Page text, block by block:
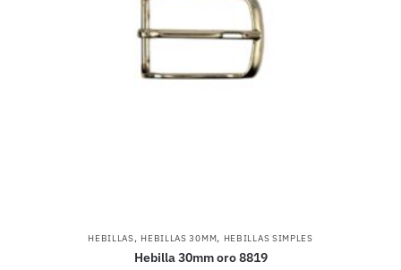
HEBILLAS, HEBILLAS 30MM, HEBILLAS SIMPLES
Hebilla 30mm oro 8819